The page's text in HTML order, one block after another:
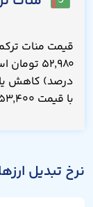
درصد) کاهش
با قیمت ۵۳,۴۰۰ تومان معامله می‌شد.
نرخ تبدیل